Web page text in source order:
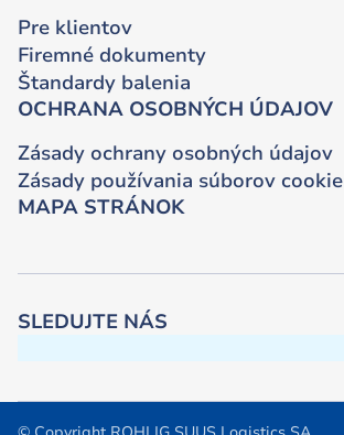
SLEDUJTE NÁS
Pre klientov
Firemné dokumenty
Štandardy balenia
OCHRANA OSOBNÝCH ÚDAJOV
Zásady ochrany osobných údajov
Zásady používania súborov cookie
MAPA STRÁNOK